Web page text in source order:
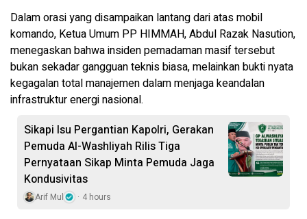
Dalam orasi yang disampaikan lantang dari atas mobil
komando, Ketua Umum PP HIMMAH, Abdul Razak Nasution,
menegaskan bahwa insiden pemadaman masif tersebut
bukan sekadar gangguan teknis biasa, melainkan bukti nyata
kegagalan total manajemen dalam menjaga keandalan
infrastruktur energi nasional.
Sikapi Isu Pergantian Kapolri, Gerakan
Pemuda Al-Washliyah Rilis Tiga
Pernyataan Sikap Minta Pemuda Jaga
Kondusivitas
Arif Mul 4 hours